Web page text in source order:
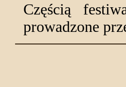
Częścią
prowadzone